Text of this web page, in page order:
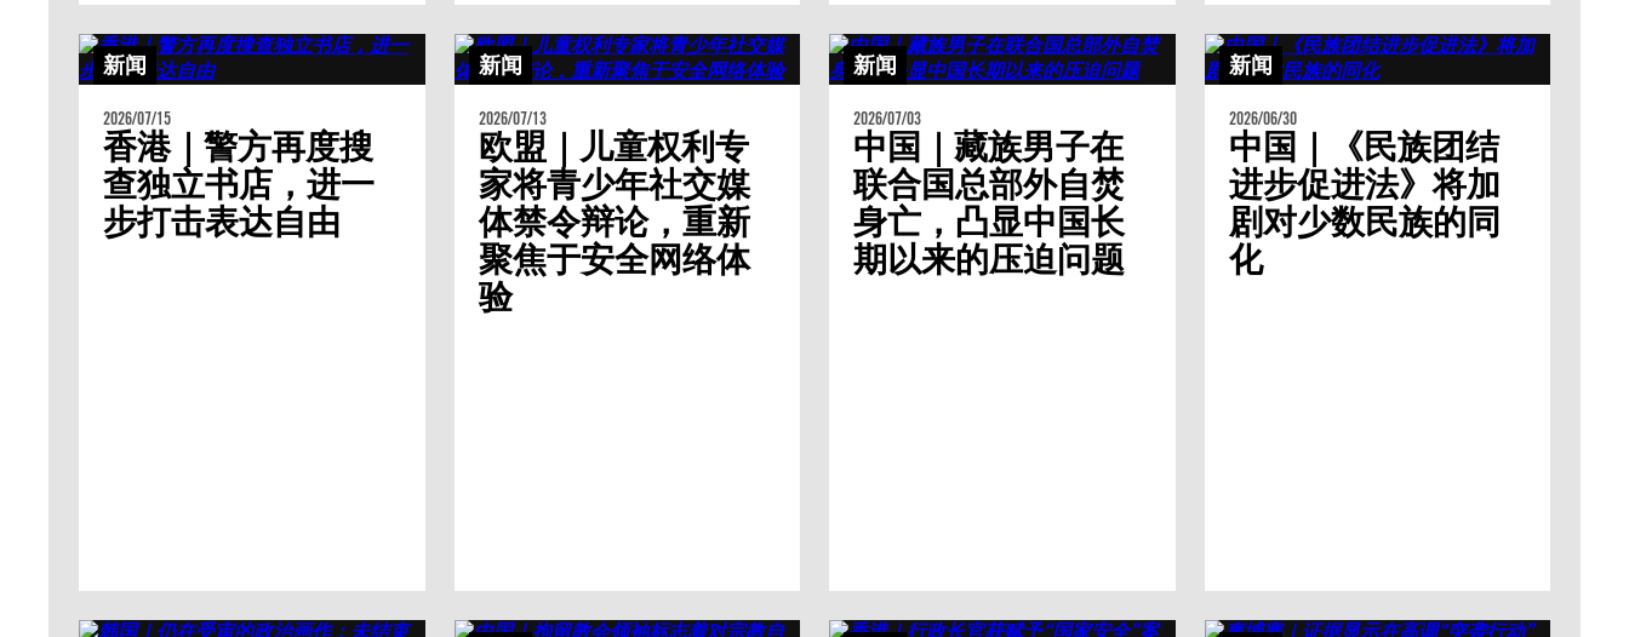
新闻
2026/07/15
香港｜警方再度搜
查独立书店，进一
步打击表达自由
新闻
2026/07/13
欧盟｜儿童权利专
家将青少年社交媒
体禁令辩论，重新
聚焦于安全网络体
验
新闻
2026/07/03
中国｜藏族男子在
联合国总部外自焚
身亡，凸显中国长
期以来的压迫问题
新闻
2026/06/30
中国｜《民族团结
进步促进法》将加
剧对少数民族的同
化